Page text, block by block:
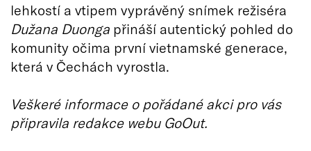
lehkostí a vtipem vyprávěný snímek režiséra
Dužana Duonga přináší autentický pohled do
komunity očima první vietnamské generace,
která v Čechách vyrostla.
Veškeré informace o pořádané akci pro vás
připravila redakce webu GoOut.